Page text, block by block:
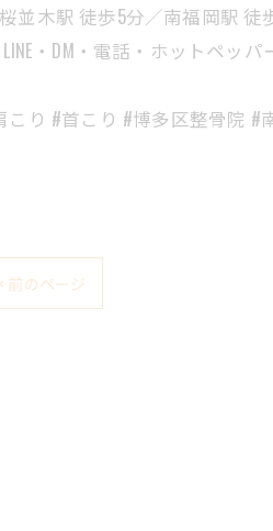
桜並木駅 徒歩5分／南福岡駅 徒
・DM・電話・ホットペッパ
こり #首こり #博多区整骨院 #
< 前のページ